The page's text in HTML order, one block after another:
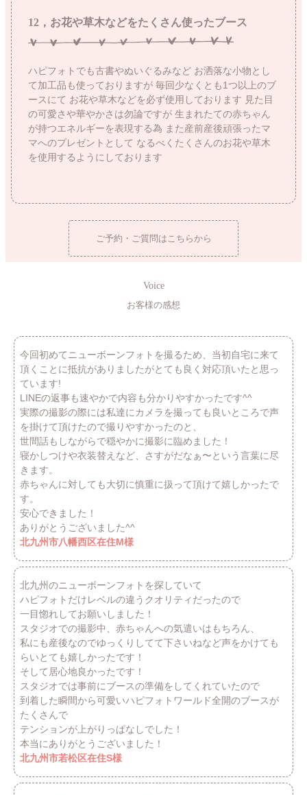
12，お花や草木などをたくさん使ったブース
ハピフォトでも古書やぬいぐるみなど お洒落な小物とし
て加工品も使っておりますが 毎回少なくとも1つ以上のブ
ースにて お花や草木などを必ず使用しております 見た目
の可愛さや華やかさは勿論ですが 生まれたての赤ちゃん
が持つエネルギーを表現する為 また産前産後頑張ったマ
マへのプレゼントとして なるべくたくさんのお花や草木
を使用するようにしております
ご予約・ご質問はこちらから
Voice
お客様の感想
今回初めてニューボーンフォトを撮るため、当初自宅に来て
頂くことに抵抗がありましたがとても良く対応頂いたと思っ
ています!
LINEの返事も速やかで内容も分かりやすかったです^^
実際の撮影の際には私達にカメラを撮っても良いところで声
を掛けて頂けたので撮りやすかったのと、
世間話もしながらで穏やかに撮影に臨めました！
寝かしつけや衣装替えなど、さすがだなぁ〜という言葉に尽
きます。
赤ちゃんに対しても大切に慎重に扱って頂けて嬉しかったで
す。
安心できました！
ありがとうございました^^
北九州市八幡西区在住M様
北九州のニューボーンフォトを探していて
ハピフォトだけレベルの違うクオリティだったので
一目惚れしてお願いしました！
スタジオでの撮影中、赤ちゃんへの気遣いはもちろん、
私にも産後なのでゆっくりしてて下さいねなど声をかけても
らいとても嬉しかったです！
そして居心地良かったです！
スタジオでは事前にブースの準備をしてくれていたので
到着した瞬間から可愛いハピフォトワールド全開のブースが
たくさんで
テンションが上がりっぱなしでした！
本当にありがとうございました！
北九州市若松区在住S様